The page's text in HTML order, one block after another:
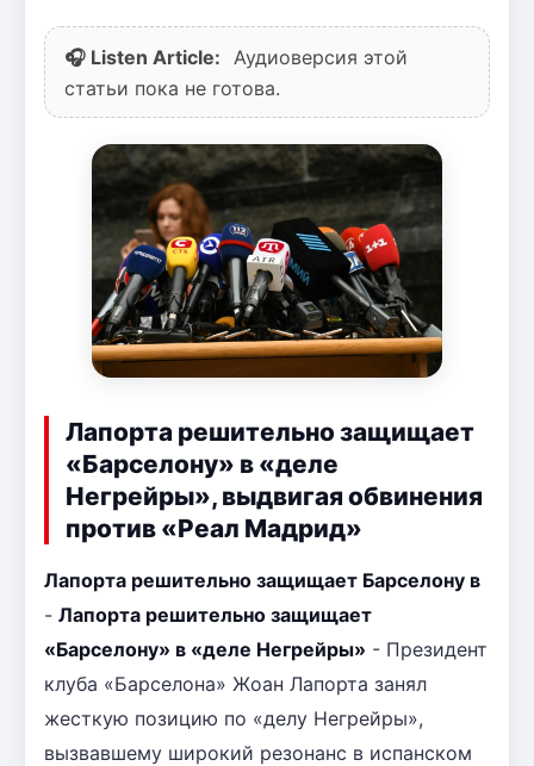
🎧 Listen Article:
Аудиоверсия этой
статьи пока не готова.
Лапорта решительно защищает
«Барселону» в «деле
Негрейры», выдвигая обвинения
против «Реал Мадрид»
Лапорта решительно защищает Барселону в
- Лапорта решительно защищает
«Барселону» в «деле Негрейры» - Президент
клуба «Барселона» Жоан Лапорта занял
жесткую позицию по «делу Негрейры»,
вызвавшему широкий резонанс в испанском